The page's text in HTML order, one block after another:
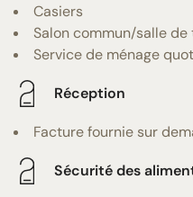
Casiers
Salon commun/salle de
Service de ménage
Réception
Facture fournie sur
Sécurité des